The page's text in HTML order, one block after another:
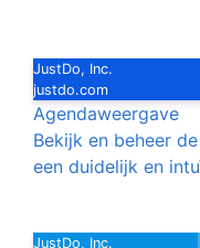
JustDo, Inc.
justdo.com
Agendaweergave
Bekijk en beheer
een duidelijk en
JustDo, Inc.